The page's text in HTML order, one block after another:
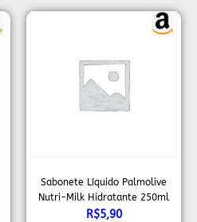
Sabonete Líquido Palmolive
Nutri-Milk Hidratante 250ml
R$5,90